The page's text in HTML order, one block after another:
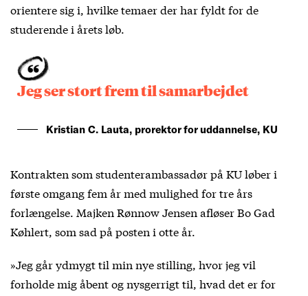
orientere sig i, hvilke temaer der har fyldt for de
studerende i årets løb.
Jeg ser stort frem til samarbejdet
Kristian C. Lauta, prorektor for uddannelse, KU
Kontrakten som studenterambassadør på KU løber i
første omgang fem år med mulighed for tre års
forlængelse. Majken Rønnow Jensen afløser Bo Gad
Køhlert, som sad på posten i otte år.
»Jeg går ydmygt til min nye stilling, hvor jeg vil
forholde mig åbent og nysgerrigt til, hvad det er for